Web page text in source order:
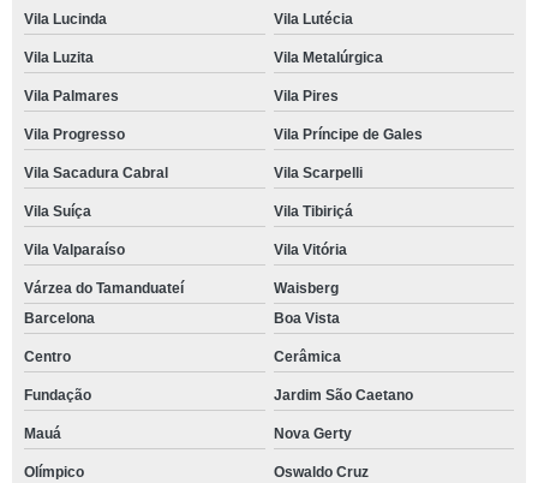
Vila Lucinda Vila Lutécia
Vila Luzita Vila Metalúrgica
Vila Palmares Vila Pires
Vila Progresso Vila Príncipe de Gales
Vila Sacadura Cabral Vila Scarpelli
Vila Suíça Vila Tibiriçá
Vila Valparaíso Vila Vitória
Várzea do Tamanduateí
Waisberg
Barcelona
Boa Vista
Centro Cerâmica
Fundação Jardim São Caetano
Mauá Nova Gerty
Olímpico Oswaldo Cruz